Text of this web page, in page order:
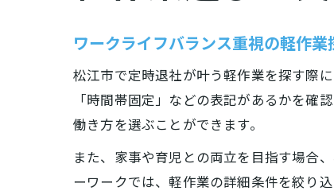
ワークライフバランス重視の軽作業
松江市で定時退社が叶う軽作業を探す際
「時間帯固定」などの表記があるかを確
働き方を選ぶことができます。
また、家事や育児との両立を目指す場合
ーワークでは、軽作業の詳細条件を絞り